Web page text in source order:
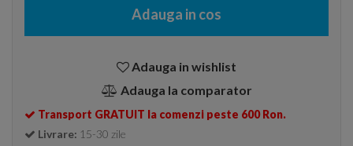
Adauga in cos
Adauga in wishlist
Adauga la comparator
Transport GRATUIT la comenzi peste 600 Ron.
Livrare: 15-30 zile